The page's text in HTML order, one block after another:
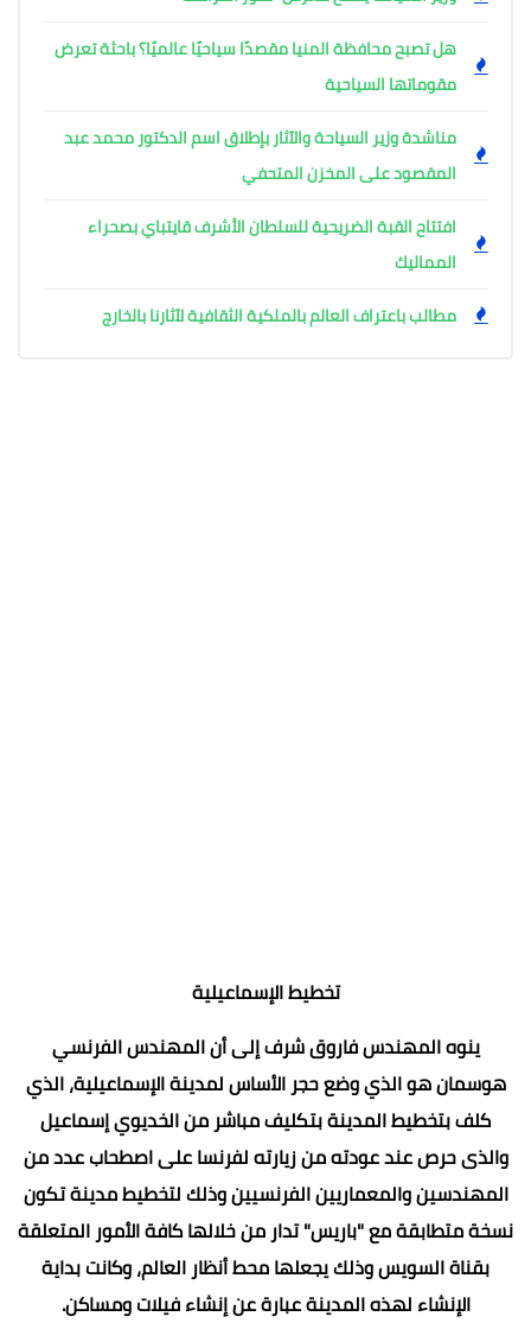
هل تصبح محافظة المنيا مقصدًا سياحيًا عالميًا؟ باحثة تعرض
مقوماتها السياحية
مناشدة وزير السياحة والآثار بإطلاق اسم الدكتور محمد عبد
المقصود على المخزن المتحفي
افتتاح القبة الضريحية للسلطان الأشرف قايتباي بصحراء
المماليك
مطالب باعتراف العالم بالملكية الثقافية لآثارنا بالخارج
تخطيط الإسماعيلية
ينوه المهندس فاروق شرف إلى أن المهندس الفرنسي
هوسمان هو الذي وضع حجر الأساس لمدينة الإسماعيلية، الذي
كلف بتخطيط المدينة بتكليف مباشر من الخديوي إسماعيل
والذى حرص عند عودته من زيارته لفرنسا على اصطحاب عدد من
المهندسين والمعماريين الفرنسيين وذلك لتخطيط مدينة تكون
نسخة متطابقة مع "باريس" تدار من خلالها كافة الأمور المتعلقة
بقناة السويس وذلك يجعلها محط أنظار العالم، وكانت بداية
الإنشاء لهذه المدينة عبارة عن إنشاء فيلات ومساكن.